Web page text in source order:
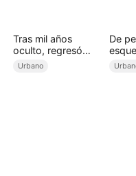
Tras mil años
oculto, regresó
para reinar
Urbano
De
Rex: